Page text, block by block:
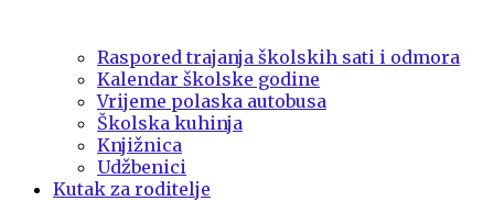
Raspored trajanja školskih sati i odmora
Kalendar školske godine
Vrijeme polaska autobusa
Školska kuhinja
Knjižnica
Udžbenici
Kutak za roditelje